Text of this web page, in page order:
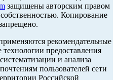
защищены авторским правом
Копирование
рекомендательные
предоставления
и анализа
пользователей сети
Российской